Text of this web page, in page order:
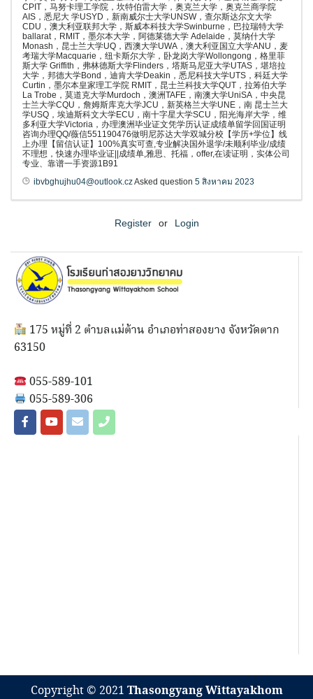
CPIT，马努卡理工学院，坎特伯雷大学，奥克兰大学，奥克兰商学院
AIS，悉尼大 学USYD，新南威尔士大学UNSW，查尔斯达尔文大学
CDU，澳大利亚联邦大学，斯威本科技大学Swinburne，巴拉瑞特大学
ballarat，RMIT，墨尔本大学，阿德莱德大学 Adelaide，莫纳什大学
Monash，昆士兰大学UQ，西澳大学UWA，澳大利亚国立大学ANU，麦
考瑞大学Macquarie，纽卡斯尔大学，卧龙岗大学Wollongong，格里菲
斯大学 Griffith，弗林德斯大学Flinders，塔斯马尼亚大学UTAS，堪培拉
大学，邦德大学Bond，迪肯大学Deakin，悉尼科技大学UTS，科廷大学
Curtin，墨尔本皇家理工学院 RMIT，昆士兰科技大学QUT，拉筹伯大学
La Trobe，莫道克大学Murdoch，澳洲TAFE，南澳大学UniSA，中央昆
士兰大学CQU，詹姆斯库克大学JCU，新英格兰大学UNE，南 昆士兰大
学USQ，埃迪斯科文大学ECU，南十字星大学SCU，阳光海岸大学，维
多利亚大学Victoria，办理澳洲毕业证文凭学历认证成绩单留学回国证明
咨询办理QQ/薇信551190476做明尼苏达大学双城分校【学历+学位】线
上办理【留信认证】100%真实可查,专业解决国外退学/未顺利毕业/成绩
不理想，快速办理毕业证||成绩单,雅思、托福，offer,在读证明，实体公司
专业、靠谱一手资源1B91
ibvbghujhu04@outlook.czAsked question 5 สิงหาคม 2023
Register or Login
175 หมู่ที่ 2 ตำบลแม่ต้าน อำเภอท่าสองยาง จังหวัดตาก
63150
055-589-101
055-589-306
Copyright © 2021 Thasongyang Wittayakhom